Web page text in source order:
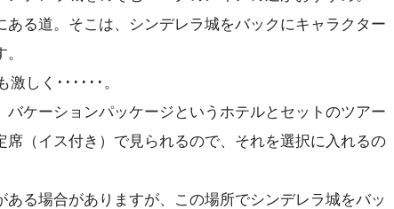
ある道。そこは、シンデレラ城をバックにキャラクター
しく･･････。
ケーションパッケージというホテルとセットのツアー
席（イス付き）で見られるので、それを選択に入れるの
る場合がありますが、この場所でシンデレラ城をバッ